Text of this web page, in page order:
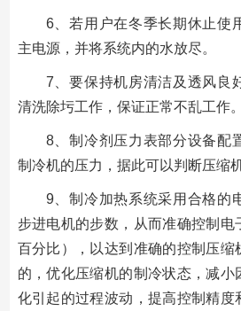
6、若用户在冬季长期休止使
主电源，并将系统内的水放尽。
7、要保持机房清洁及透风良
清洗除圬工作，保证正常不乱工作。
8、制冷剂压力表部分设备配
制冷机的压力，据此可以判断压缩
9、制冷加热系统采用合格的
步进电机的步数，从而准确控制电
百分比），以达到准确的控制压缩
的，优化压缩机的制冷状态，减小
化引起的过程波动，提高控制精度